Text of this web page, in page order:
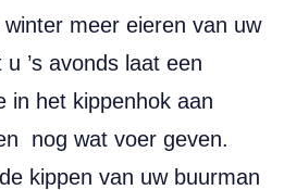
meer eieren van uw
’s avonds laat een
in het kippenhok aan
nog wat voer geven.
kippen van uw buurman